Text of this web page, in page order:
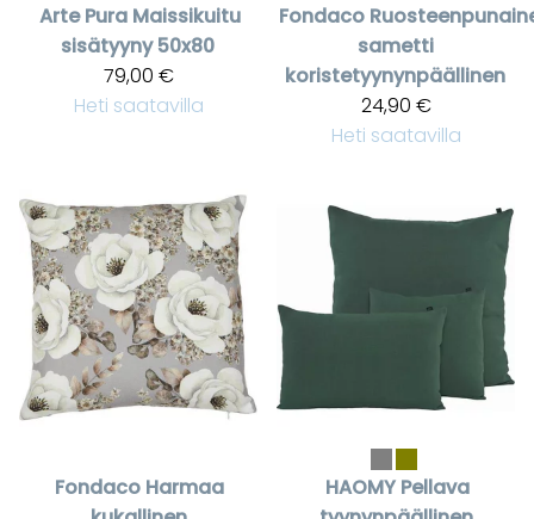
Arte Pura Maissikuitu
sisätyyny 50x80
79,00 €
Heti saatavilla
Fondaco
sametti
koristetyynynpäällinen
24,90 €
Heti saatavilla
Fondaco Harmaa
HAOMY Pellava